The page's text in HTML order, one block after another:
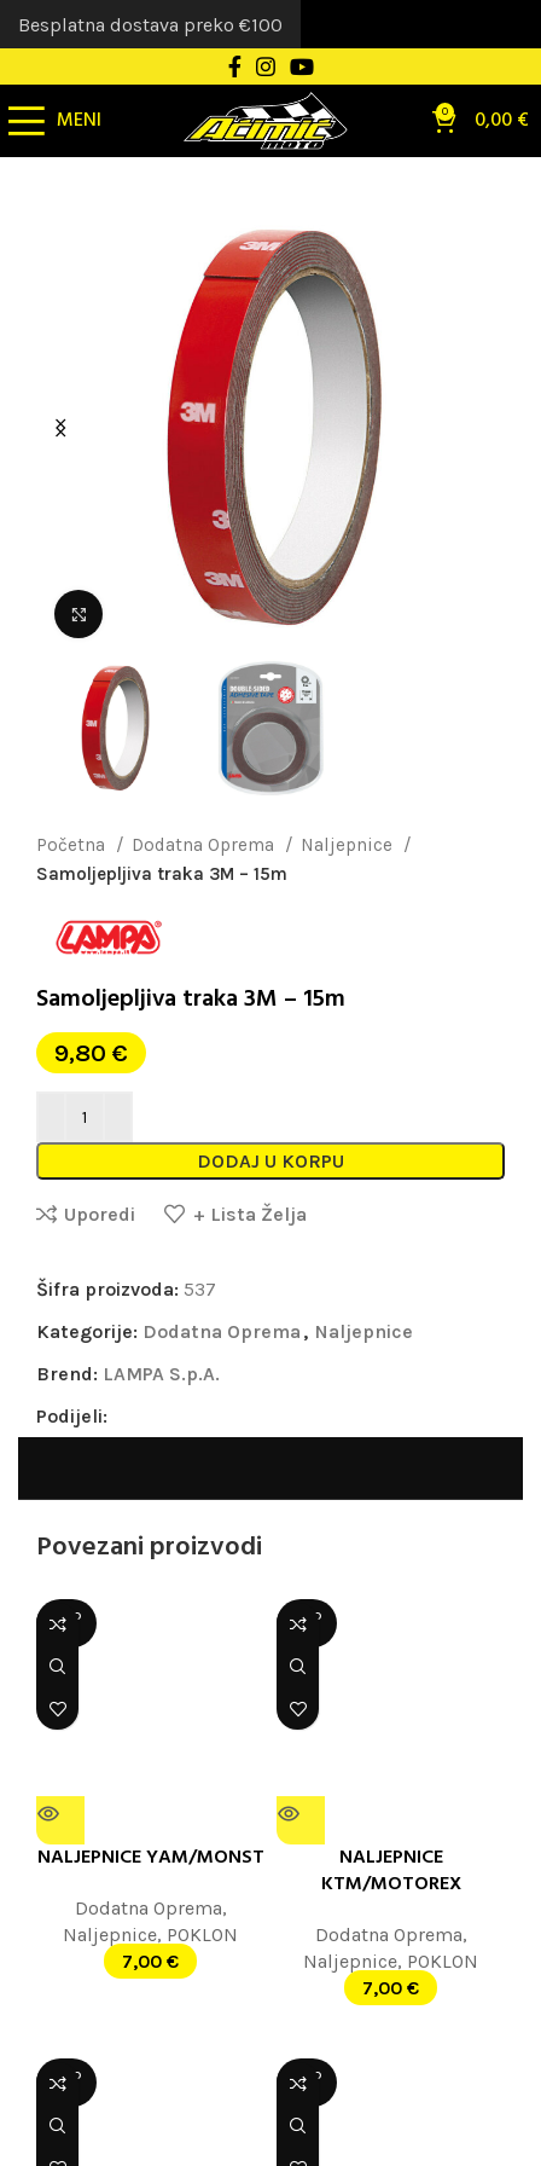
MENI 0 0,00€
Početna Dodatna Oprema
Naljepnice
Samoljepljiva traka 3M – 15m
Samoljepljiva traka 3M – 15m
9,80 €
DODAJ U KORPU
Uporedi + Lista Želja
Šifra proizvoda: 537
Kategorije: Dodatna Oprema , Naljepnice
Brend: LAMPA S.p.A.
Podijeli:
Povezani proizvodi
SOLD
OUT
NALJEPNICE YAM/MONST
Dodatna Oprema,
Naljepnice, POKLON
7,00 €
SOLD
OUT
NALJEPNICE
KTM/MOTOREX
Dodatna Oprema,
Naljepnice, POKLON
7,00 €
SOLD
OUT
SOLD
OUT
Besplatna dostava preko €100